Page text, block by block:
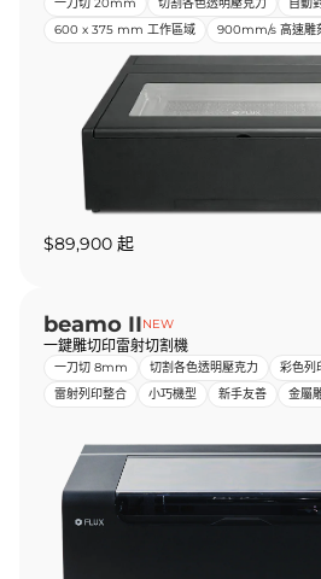
600 x 375 mm 工作區域
900mm/s 高速雕
$89,900 起
beamo IINEW
一鍵雕切印雷射切割機
一刀切 8mm 切割各色透明壓克力 彩色列
雷射列印整合
小巧機型 新手友善 金屬